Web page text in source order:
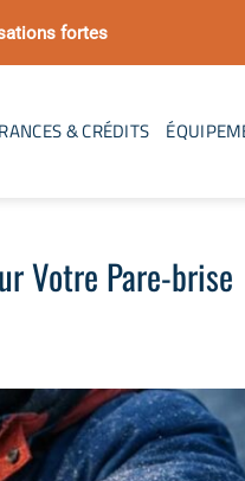
fortes
& CRÉDITS
Votre Pare-brise